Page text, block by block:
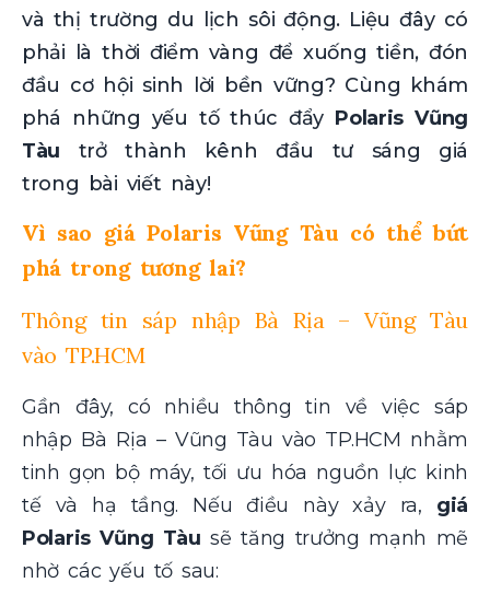
và thị trường du lịch sôi động. Liệu đây có
phải là thời điểm vàng để xuống tiền, đón
đầu cơ hội sinh lời bền vững? Cùng khám
phá những yếu tố thúc đẩy Polaris Vũng
Tàu trở thành kênh đầu tư sáng giá
trong bài viết này!
Vì sao giá Polaris Vũng Tàu có thể bứt
phá trong tương lai?
Thông tin sáp nhập Bà Rịa – Vũng Tàu
vào TP.HCM
Gần đây, có nhiều thông tin về việc sáp
nhập Bà Rịa – Vũng Tàu vào TP.HCM nhằm
tinh gọn bộ máy, tối ưu hóa nguồn lực kinh
tế và hạ tầng. Nếu điều này xảy ra, giá
Polaris Vũng Tàusẽ tăng trưởng mạnh mẽ
nhờ các yếu tố sau: